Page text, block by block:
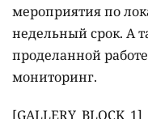
мероприятия по
недельный срок. А
проделанной
мониторинг.
[GALLERY_BLOCK_1]